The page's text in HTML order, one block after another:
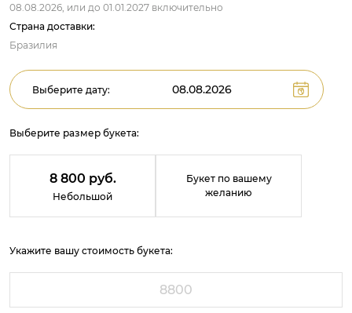
08.08.2026, или до 01.01.2027 включительно
Страна доставки:
Бразилия
Выберите дату:
Выберите размер букета:
8 800 руб.
Небольшой
Букет по вашему
желанию
Укажите вашу стоимость букета: